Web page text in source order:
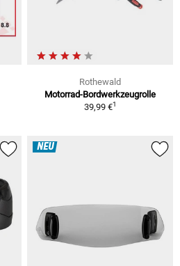
Rothewald
Motorrad-Bordwerkzeugrolle
39,99 €1
NEU